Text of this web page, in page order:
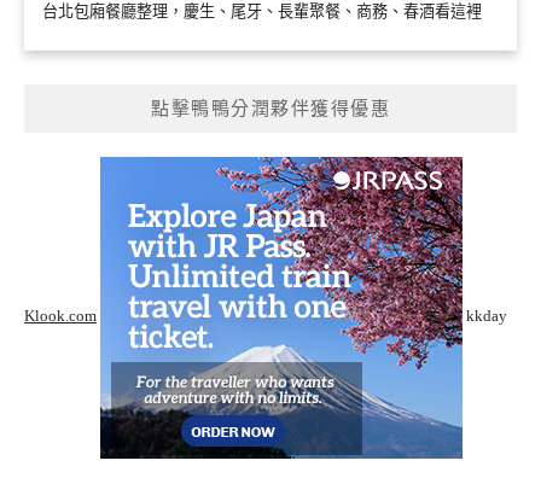
台北包廂餐廳整理，慶生、尾牙、長輩聚餐、商務、春酒看這裡
點擊鴨鴨分潤夥伴獲得優惠
Klook.com kkday